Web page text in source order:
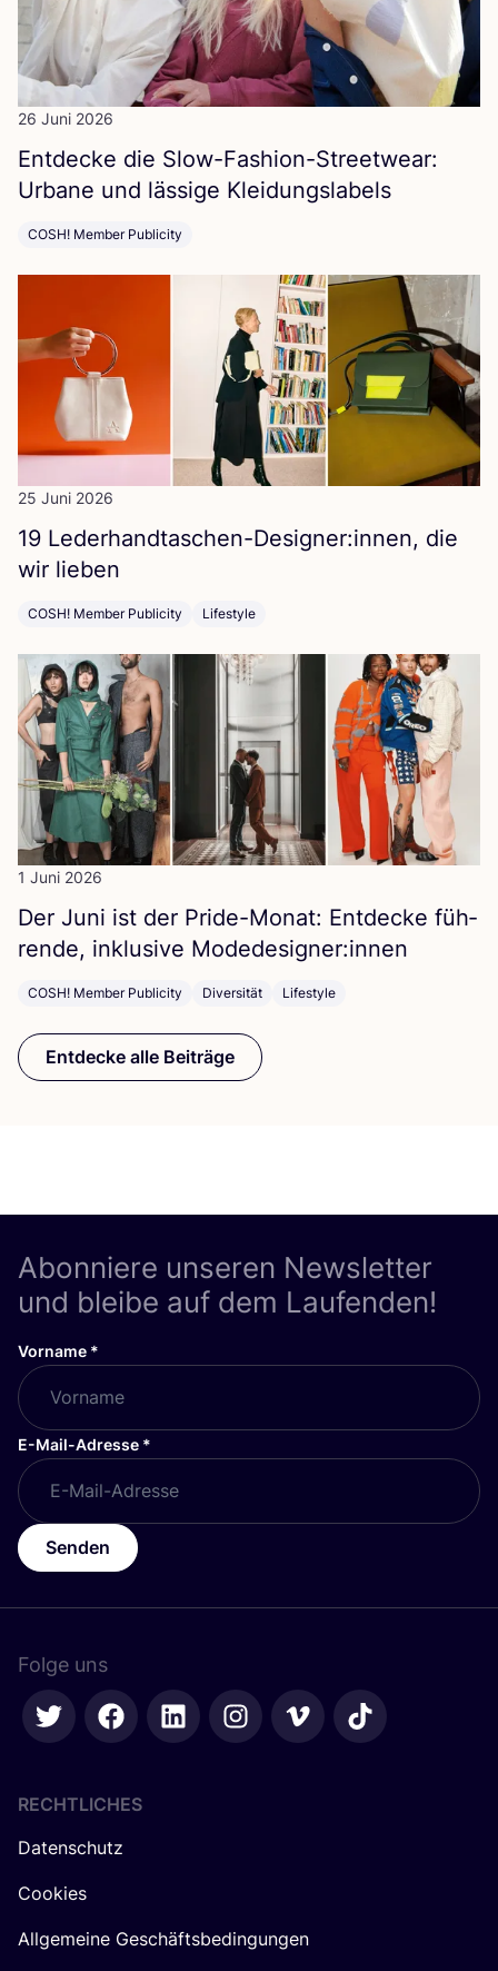
26 Juni 2026
Ent­de­cke die Slow-Fashion-Street­wear:
Urba­ne und läs­si­ge Kleidungslabels
COSH! Member Publicity
25 Juni 2026
19 Lederhandtaschen-Designer:innen, die
wir lieben
COSH! Member Publicity Lifestyle
1 Juni 2026
Der Juni ist der Pri­de-Monat: Ent­de­cke füh­
ren­de, inklu­si­ve Modedesigner:innen
COSH! Member Publicity Diversität Lifestyle
Entdecke alle Beiträge
Abonniere unseren Newsletter
und bleibe auf dem Laufenden!
Vorname *
E-Mail-Adresse *
Senden
Folge uns
RECHTLICHES
Datenschutz
Cookies
Allgemeine Geschäftsbedingungen